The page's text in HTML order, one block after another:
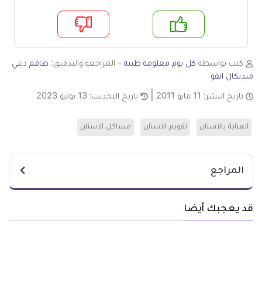
لا
كتب بواسطة كل يوم معلومة طبية - المراجعة والتدقيق: طاقم ديلي
ميديكال انفو
تاريخ النشر: 11 مايو 2011 تاريخ التحديث: 13 يوليو 2023
العناية بالاسنان تقويم الاسنان مشاكل الاسنان
المراجع
قد يعجبك أيضا